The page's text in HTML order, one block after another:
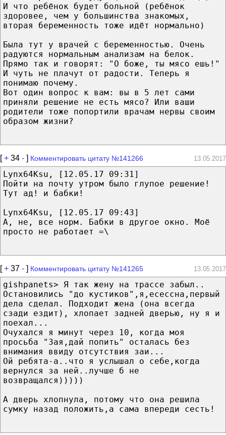
И что ребёнок будет больной (ребёнок
здоровее, чем у большинства знакомых,
вторая беременность тоже идёт нормально)
Была тут у врачей с беременностью. Очень
радуются нормальным анализам на белок.
Прямо так и говорят: "О боже, ты мясо ешь!"
И чуть не плачут от радости. Теперь я
понимаю почему.
Вот один вопрос к вам: вы в 5 лет сами
приняли решение не есть мясо? Или ваши
родители тоже попортили врачам нервы своим
образом жизни?
[+ 34 - ] Комментировать цитату №141266 13.05.2017
Lynx64Ksu, [12.05.17 09:31]
Пойти на почту утром было глупое решение!
Тут ад! и бабки!
Lynx64Ksu, [12.05.17 09:43]
А, не, все норм. Бабки в другое окно. Моё
просто не работает =\
[+ 37 - ] Комментировать цитату №141265 13.05.2017
gishpanets> Я так жену на трассе забыл..
Остановились "до кустиков",я,есессна,первый
дела сделал. Подходит жена (она всегда
сзади ездит), хлопает задней дверью, ну я и
поехал...
Очухался я минут через 10, когда моя
просьба "Зая,дай попить" осталась без
внимания ввиду отсутствия заи...
Ой ребята-а..что я услышал о себе,когда
вернулся за ней..лучше б не
возвращался)))))
А дверь хлопнула, потому что она решила
сумку назад положить,а сама впереди сесть!